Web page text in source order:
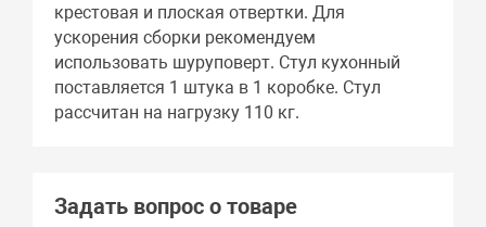
крестовая и плоская отвертки. Для
ускорения сборки рекомендуем
использовать шуруповерт. Стул кухонный
поставляется 1 штука в 1 коробке. Стул
рассчитан на нагрузку 110 кг.
Задать вопрос о товаре